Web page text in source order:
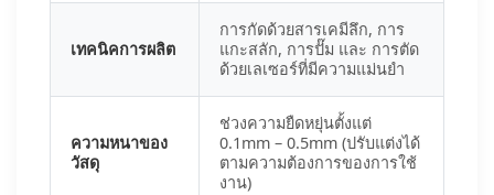
เทคนิคการผลิต
การกัดด้วยสารเคมีลึก, การ
แกะสลัก, การปั๊ม และ การตัด
ด้วยเลเซอร์ที่มีความแม่นยำ
ความหนาของ
วัสดุ
ช่วงความยืดหยุ่นตั้งแต่
0.1mm – 0.5mm (ปรับแต่งได้
ตามความต้องการของการใช้
งาน)